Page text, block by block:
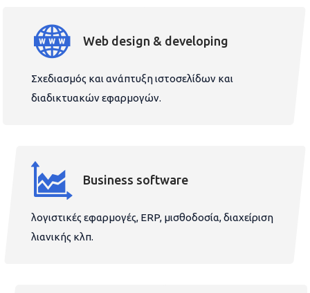
Web design & developing
Σχεδιασμός και ανάπτυξη ιστοσελίδων και
διαδικτυακών εφαρμογών.
Business software
λογιστικές εφαρμογές, ERP, μισθοδοσία, διαχείριση
λιανικής κλπ.